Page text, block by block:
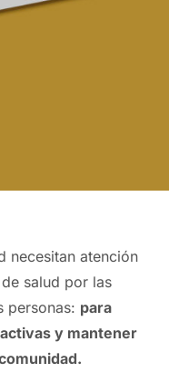
necesitan atención
salud por las
personas: para
y mantener